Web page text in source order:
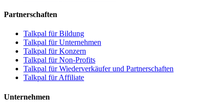
Partnerschaften
Talkpal für Bildung
Talkpal für Unternehmen
Talkpal für Konzern
Talkpal für Non-Profits
Talkpal für Wiederverkäufer und Partnerschaften
Talkpal für Affiliate
Unternehmen